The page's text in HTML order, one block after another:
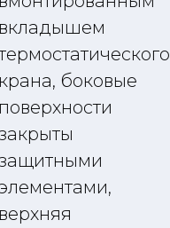
вкладышем
крана, боковые
поверхности
верхняя